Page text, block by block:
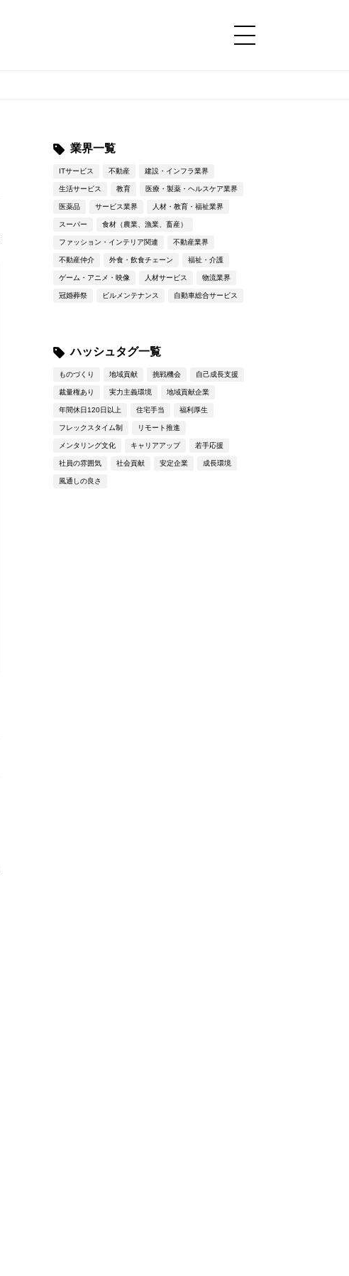
業界一覧
ITサービス 不動産 建設・インフラ業界
生活サービス 教育 医療・製薬・ヘルスケア業界
医薬品 サービス業界 人材・教育・福祉業界
スーパー 食材（農業、漁業、畜産）
ファッション・インテリア関連 不動産業界
不動産仲介 外食・飲食チェーン 福祉・介護
ゲーム・アニメ・映像 人材サービス 物流業界
冠婚葬祭 ビルメンテナンス 自動車総合サービス
ハッシュタグ一覧
ものづくり 地域貢献 挑戦機会 自己成長支援
裁量権あり 実力主義環境 地域貢献企業
年間休日120日以上 住宅手当 福利厚生
フレックスタイム制 リモート推進
メンタリング文化 キャリアアップ 若手応援
社員の雰囲気 社会貢献 安定企業 成長環境
風通しの良さ